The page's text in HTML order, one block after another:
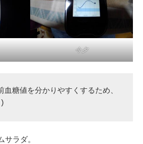
今夕
糖値を分かりやすくするため、
サラダ。